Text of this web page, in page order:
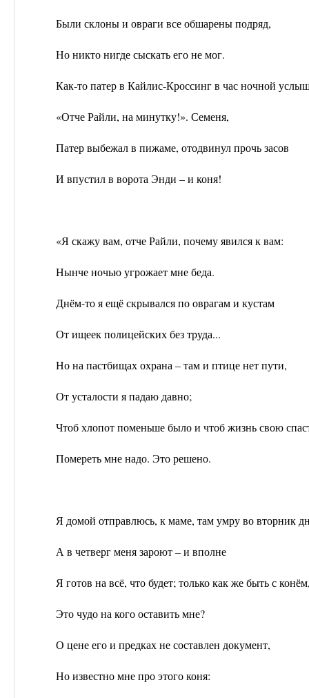
Были склоны и овраги все обшарены подряд,
Но никто нигде сыскать его не мог.
Как-то патер в Кайлис-Кроссинг в час ночной
«Отче Райли, на минутку!». Семеня,
Патер выбежал в пижаме, отодвинул прочь засов
И впустил в ворота Энди – и коня!
«Я скажу вам, отче Райли, почему явился к вам:
Нынче ночью угрожает мне беда.
Днём-то я ещё скрывался по оврагам и кустам
От ищеек полицейских без труда...
Но на пастбищах охрана – там и птице нет пути,
От усталости я падаю давно;
Чтоб хлопот поменьше было и чтоб жизнь свою
Помереть мне надо. Это решено.
Я домой отправлюсь, к маме, там умру во вторник
А в четверг меня зароют – и вполне
Я готов на всё, что будет; только как же быть с
Это чудо на кого оставить мне?
О цене его и предках не составлен документ,
Но известно мне про этого коня: